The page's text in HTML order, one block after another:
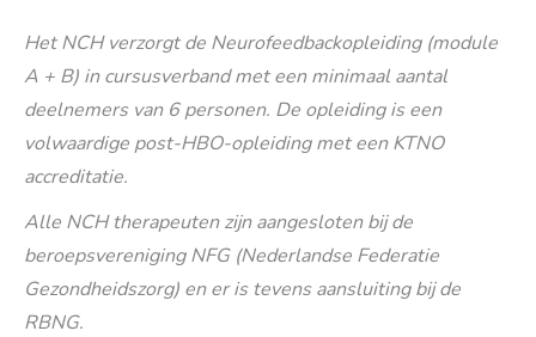
Het NCH verzorgt de Neurofeedbackopleiding (module
A + B) in cursusverband met een minimaal aantal
deelnemers van 6 personen. De opleiding is een
volwaardige post-HBO-opleiding met een KTNO
accreditatie.
Alle NCH therapeuten zijn aangesloten bij de
beroepsvereniging NFG (Nederlandse Federatie
Gezondheidszorg) en er is tevens aansluiting bij de
RBNG.